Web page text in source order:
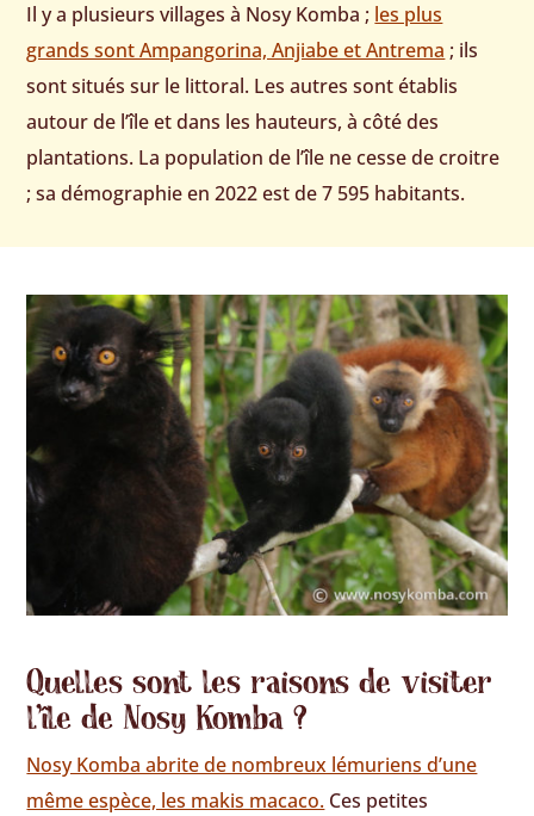
Il y a plusieurs villages à Nosy Komba ; les plus
grands sont Ampangorina, Anjiabe et Antrema ; ils
sont situés sur le littoral. Les autres sont établis
autour de l’île et dans les hauteurs, à côté des
plantations. La population de l’île ne cesse de croitre
; sa démographie en 2022 est de 7 595 habitants.
Quelles sont les raisons de visiter
l'île de Nosy Komba ?
Nosy Komba abrite de nombreux lémuriens d’une
même espèce, les makis macaco. Ces petites